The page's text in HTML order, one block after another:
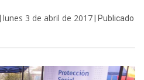
lunes 3 de abril de 2017 | Publicado